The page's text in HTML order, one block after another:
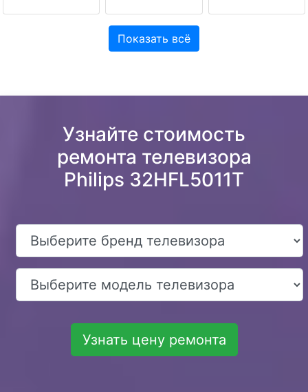
Показать всё
Узнайте стоимость
ремонта телевизора
Philips 32HFL5011T
Узнать цену ремонта